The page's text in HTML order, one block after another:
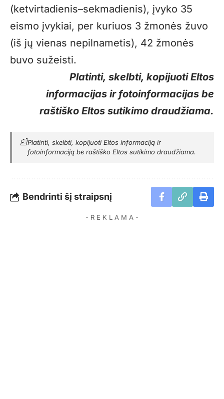
(ketvirtadienis–sekmadienis), įvyko 35
eismo įvykiai, per kuriuos 3 žmonės žuvo
(iš jų vienas nepilnametis), 42 žmonės
buvo sužeisti.
Platinti, skelbti, kopijuoti Eltos
informacijas ir fotoinformacijas be
raštiško Eltos sutikimo draudžiama.
📰Platinti, skelbti, kopijuoti Eltos informaciją ir
fotoinformaciją be raštiško Eltos sutikimo draudžiama.
Bendrinti šį straipsnį
- R E K L A M A -